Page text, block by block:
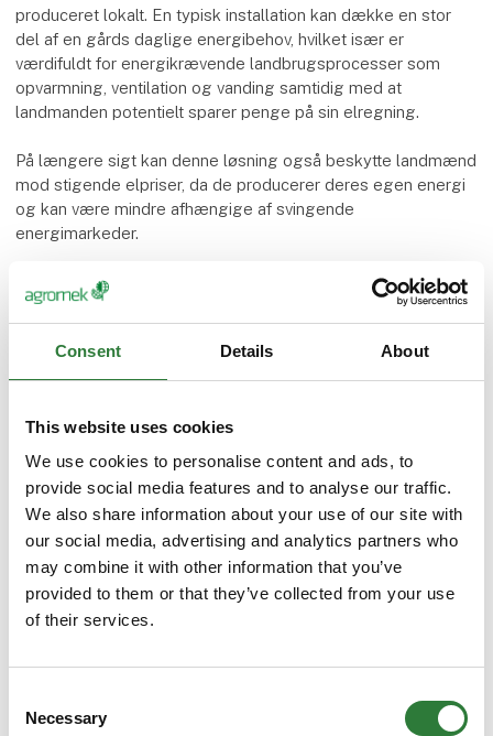
Consent Details About
This website uses cookies
We use cookies to personalise content and ads, to
provide social media features and to analyse our traffic.
We also share information about your use of our site with
our social media, advertising and analytics partners who
may combine it with other information that you’ve
provided to them or that they’ve collected from your use
of their services.
Selection
Necessary
produceret lokalt. En typisk installation kan dække en stor
del af en gårds daglige energibehov, hvilket især er
værdifuldt for energikrævende landbrugsprocesser som
opvarmning, ventilation og vanding samtidig med at
landmanden potentielt sparer penge på sin elregning.
På længere sigt kan denne løsning også beskytte landmænd
mod stigende elpriser, da de producerer deres egen energi
og kan være mindre afhængige af svingende
energimarkeder.
Ingen tab af produktionsarealer:
En anden stor fordel ved at placere solcelleanlæg på
driftsbygninger er, at det frigiver markerne til deres
oprindelige formål – nemlig produktion af afgrøder. I stedet
kan påvirke landbrugsproduktionen negativt, kan landmanden
fortsætte sit arbejde som vanligt. Dette sikrer ikke blot, at
gården forbliver økonomisk rentabel, men også at den
biologiske mangfoldighed på markerne bevares.
Solceller som en økonomisk gevinst:
Ud over de miljømæssige fordele er solcelleanlæg en
økonomisk investering, der kan øge landbrugets indtjening.
til energiselskaber og derved skabe en ekstra indtægtskilde.
og med minimal vedligeholdelse kan de skabe værdi i